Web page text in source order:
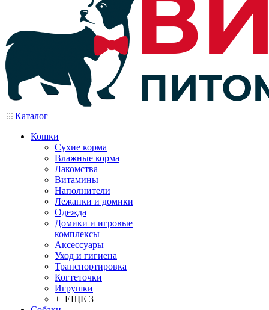
Каталог
Кошки
Сухие корма
Влажные корма
Лакомства
Витамины
Наполнители
Лежанки и домики
Одежда
Домики и игровые
комплексы
Аксессуары
Уход и гигиена
Транспортировка
Когтеточки
Игрушки
+ ЕЩЕ 3